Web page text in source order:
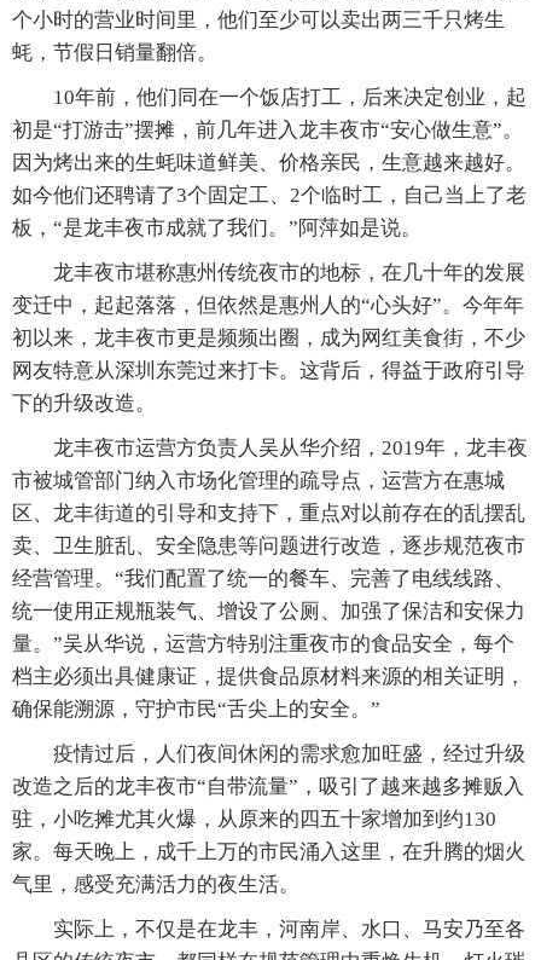
个小时的营业时间里，他们至少可以卖出两三千只烤生
蚝，节假日销量翻倍。
10年前，他们同在一个饭店打工，后来决定创业，起
初是“打游击”摆摊，前几年进入龙丰夜市“安心做生意”。
因为烤出来的生蚝味道鲜美、价格亲民，生意越来越好。
如今他们还聘请了3个固定工、2个临时工，自己当上了老
板，“是龙丰夜市成就了我们。”阿萍如是说。
龙丰夜市堪称惠州传统夜市的地标，在几十年的发展
变迁中，起起落落，但依然是惠州人的“心头好”。今年年
初以来，龙丰夜市更是频频出圈，成为网红美食街，不少
网友特意从深圳东莞过来打卡。这背后，得益于政府引导
下的升级改造。
龙丰夜市运营方负责人吴从华介绍，2019年，龙丰夜
市被城管部门纳入市场化管理的疏导点，运营方在惠城
区、龙丰街道的引导和支持下，重点对以前存在的乱摆乱
卖、卫生脏乱、安全隐患等问题进行改造，逐步规范夜市
经营管理。“我们配置了统一的餐车、完善了电线线路、
统一使用正规瓶装气、增设了公厕、加强了保洁和安保力
量。”吴从华说，运营方特别注重夜市的食品安全，每个
档主必须出具健康证，提供食品原材料来源的相关证明，
确保能溯源，守护市民“舌尖上的安全。”
疫情过后，人们夜间休闲的需求愈加旺盛，经过升级
改造之后的龙丰夜市“自带流量”，吸引了越来越多摊贩入
驻，小吃摊尤其火爆，从原来的四五十家增加到约130
家。每天晚上，成千上万的市民涌入这里，在升腾的烟火
气里，感受充满活力的夜生活。
实际上，不仅是在龙丰，河南岸、水口、马安乃至各